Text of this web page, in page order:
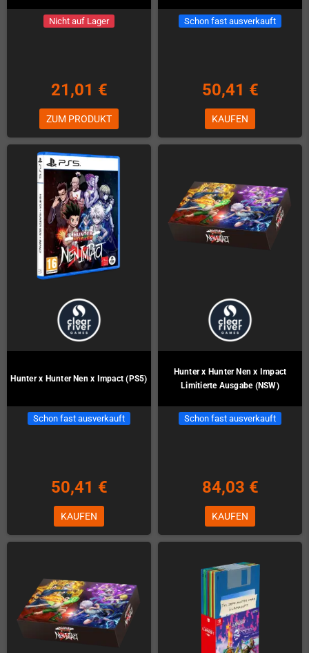
Nicht auf Lager
21,01 €
ZUM PRODUKT
Schon fast ausverkauft
50,41 €
KAUFEN
Hunter x Hunter Nen x Impact (PS5)
Schon fast ausverkauft
50,41 €
KAUFEN
Hunter x Hunter Nen x Impact
Limitierte Ausgabe (NSW)
Schon fast ausverkauft
84,03 €
KAUFEN